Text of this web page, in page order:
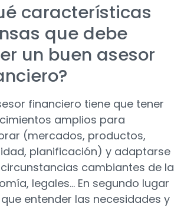
características
que debe
un buen asesor
financiero tiene que tener
amplios para
(mercados, productos,
planificación) y adaptarse
cambiantes de la
legales... En segundo lugar
entender las necesidades y